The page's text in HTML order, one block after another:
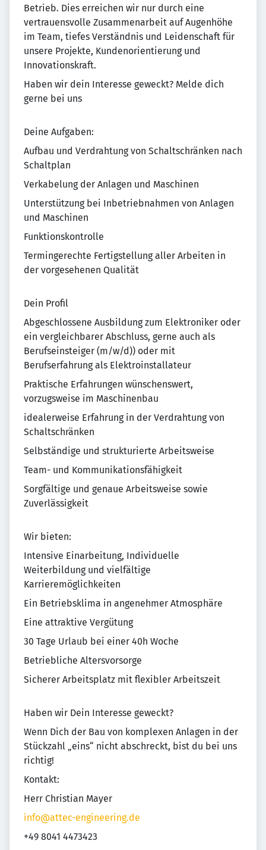
Betrieb. Dies erreichen wir nur durch eine
vertrauensvolle Zusammenarbeit auf Augenhöhe
im Team, tiefes Verständnis und Leidenschaft für
unsere Projekte, Kundenorientierung und
Innovationskraft.
Haben wir dein Interesse geweckt? Melde dich
gerne bei uns
Deine Aufgaben:
Aufbau und Verdrahtung von Schaltschränken nach
Schaltplan
Verkabelung der Anlagen und Maschinen
Unterstützung bei Inbetriebnahmen von Anlagen
und Maschinen
Funktionskontrolle
Termingerechte Fertigstellung aller Arbeiten in
der vorgesehenen Qualität
Dein Profil
Abgeschlossene Ausbildung zum Elektroniker oder
ein vergleichbarer Abschluss, gerne auch als
Berufseinsteiger (m/w/d)) oder mit
Berufserfahrung als Elektroinstallateur
Praktische Erfahrungen wünschenswert,
vorzugsweise im Maschinenbau
idealerweise Erfahrung in der Verdrahtung von
Schaltschränken
Selbständige und strukturierte Arbeitsweise
Team- und Kommunikationsfähigkeit
Sorgfältige und genaue Arbeitsweise sowie
Zuverlässigkeit
Wir bieten:
Intensive Einarbeitung, Individuelle
Weiterbildung und vielfältige
Karrieremöglichkeiten
Ein Betriebsklima in angenehmer Atmosphäre
Eine attraktive Vergütung
30 Tage Urlaub bei einer 40h Woche
Betriebliche Altersvorsorge
Sicherer Arbeitsplatz mit flexibler Arbeitszeit
Haben wir Dein Interesse geweckt?
Wenn Dich der Bau von komplexen Anlagen in der
Stückzahl „eins“ nicht abschreckt, bist du bei uns
richtig!
Kontakt:
Herr Christian Mayer
info@attec-engineering.de
+49 8041 4473423